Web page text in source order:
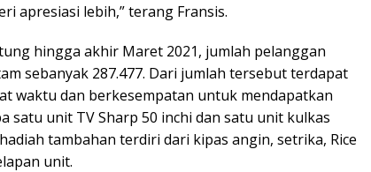
apresiasi lebih,” terang Fransis.
hingga akhir Maret 2021, jumlah pelanggan
sebanyak 287.477. Dari jumlah tersebut terdapat
waktu dan berkesempatan untuk mendapatkan
satu unit TV Sharp 50 inchi dan satu unit kulkas
tambahan terdiri dari kipas angin, setrika, Rice
unit.